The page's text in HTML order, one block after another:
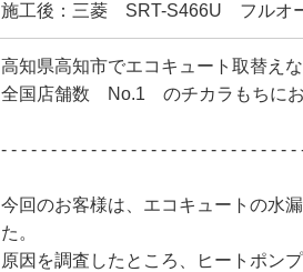
施工後：三菱 SRT-S466U フルオ
高知県高知市でエコキュート取替え
全国店舗数 No.1 のチカラもちにお
- - - - - - - - - - - - - - - - - - - - - - - - - - - - - -
今回のお客様は、エコキュートの水
た。
原因を調査したところ、ヒートポン